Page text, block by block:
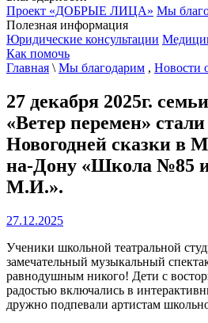
Проект «ДОБРЫЕ ЛИЦА» Мы
Полезная информация
Юридические консультации
Как помочь
Главная \ Мы благодарим , Новости
27 декабря 2025г.
«Ветер перемен»
Новогодней сказки в
на-Дону «Школа №85
М.И.».
27.12.2025
Ученики школьной театральной
замечательный музыкальный
равнодушным никого! Дети с
радостью включались в
дружно подпевали артистам